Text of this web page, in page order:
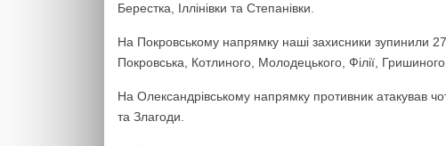
Берестка, Іллінівки та Степанівки.
На Покровському напрямку наші захисники зупинили
Покровська, Котлиного, Молодецького, Філії,
На Олександрівському напрямку противник атакував
та Злагоди.